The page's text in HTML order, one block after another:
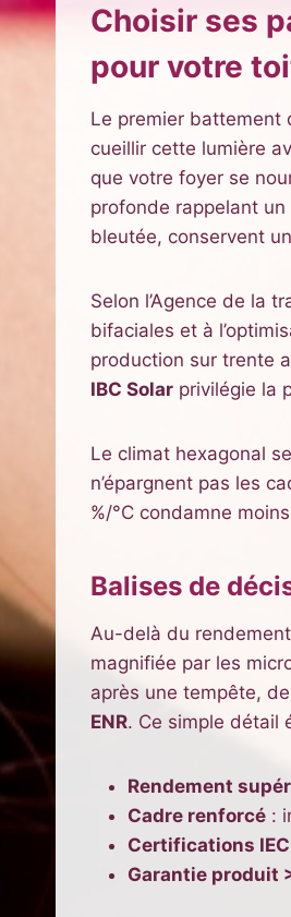
Choisir ses
pour votre
Le premier battement
cueillir cette lumière
que votre foyer se
profonde rappelant un
bleutée, conservent
Selon l’Agence de la
bifaciales et à
production sur trente
IBC Solar privilégie la
Le climat hexagonal
n’épargnent pas les
%/°C condamne
Balises de
Au-delà du
magnifiée par les
après une tempête,
ENR. Ce simple détail
Rendement
Cadre renforcé :
Certifications IEC
Garantie produit